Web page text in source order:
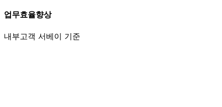
업무효율향상
내부고객 서베이 기준